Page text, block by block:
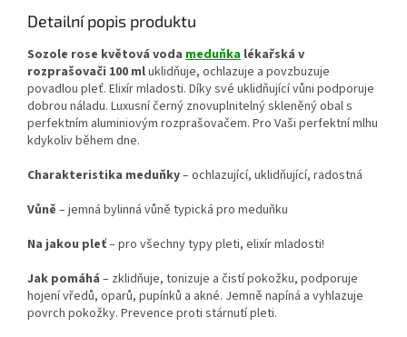
Detailní popis produktu
Sozole rose květová voda meduňka lékařská v
rozprašovači 100 mluklidňuje, ochlazuje a povzbuzuje
povadlou pleť. Elixír mladosti. Díky své uklidňující vůni podporuje
dobrou náladu. Luxusní černý znovuplnitelný skleněný obal s
perfektním aluminiovým rozprašovačem. Pro Vaši perfektní mlhu
kdykoliv během dne.
Charakteristika meduňky– ochlazující, uklidňující, radostná
Vůně – jemná bylinná vůně typická pro meduňku
Na jakou pleť– pro všechny typy pleti, elixír mladosti!
Jak pomáhá – zklidňuje, tonizuje a čistí pokožku, podporuje
hojení vředů, oparů, pupínků a akné. Jemně napíná a vyhlazuje
povrch pokožky. Prevence proti stárnutí pleti.